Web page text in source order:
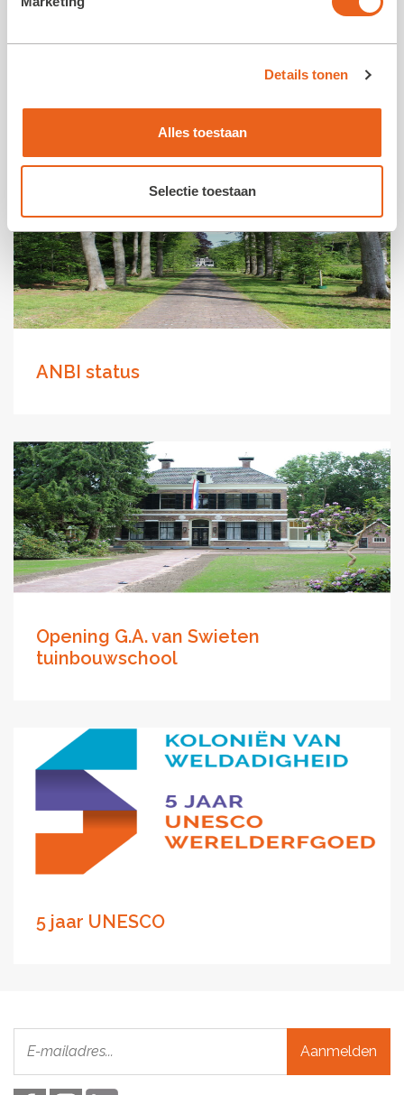
Details tonen
Alles toestaan
Selectie toestaan
Volg ons op social media
ANBI status
Opening G.A. van Swieten
tuinbouwschool
5 jaar UNESCO
Aanmelden